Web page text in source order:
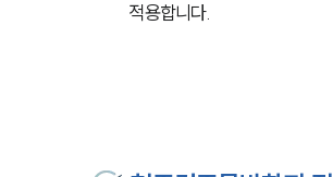
적용합니다.